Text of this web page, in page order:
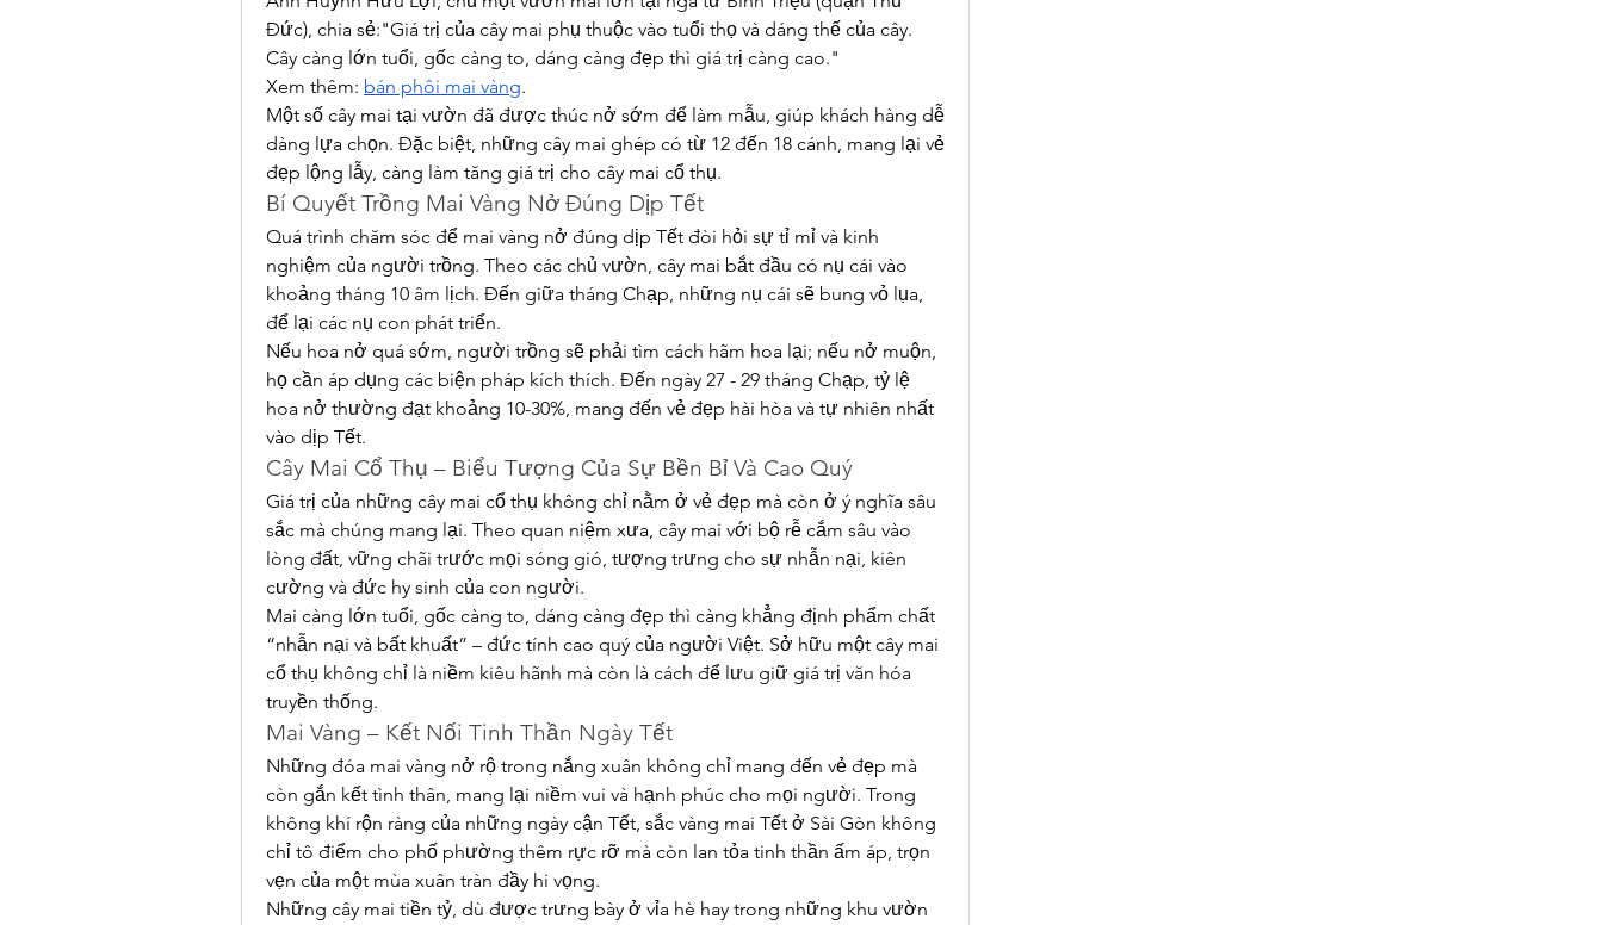
Đức), chia sẻ:"Giá trị của cây mai phụ thuộc vào tuổi thọ và dáng thế của cây.
Cây càng lớn tuổi, gốc càng to, dáng càng đẹp thì giá trị càng cao."
Xem thêm: bán phôi mai vàng.
Một số cây mai tại vườn đã được thúc nở sớm để làm mẫu, giúp khách hàng dễ
dàng lựa chọn. Đặc biệt, những cây mai ghép có từ 12 đến 18 cánh, mang lại vẻ
đẹp lộng lẫy, càng làm tăng giá trị cho cây mai cổ thụ.
Bí Quyết Trồng Mai Vàng Nở Đúng Dịp Tết
Quá trình chăm sóc để mai vàng nở đúng dịp Tết đòi hỏi sự tỉ mỉ và kinh
nghiệm của người trồng. Theo các chủ vườn, cây mai bắt đầu có nụ cái vào
khoảng tháng 10 âm lịch. Đến giữa tháng Chạp, những nụ cái sẽ bung vỏ lụa,
để lại các nụ con phát triển.
Nếu hoa nở quá sớm, người trồng sẽ phải tìm cách hãm hoa lại; nếu nở muộn,
họ cần áp dụng các biện pháp kích thích. Đến ngày 27 - 29 tháng Chạp, tỷ lệ
hoa nở thường đạt khoảng 10-30%, mang đến vẻ đẹp hài hòa và tự nhiên nhất
vào dịp Tết.
Cây Mai Cổ Thụ – Biểu Tượng Của Sự Bền Bỉ Và Cao Quý
Giá trị của những cây mai cổ thụ không chỉ nằm ở vẻ đẹp mà còn ở ý nghĩa sâu
sắc mà chúng mang lại. Theo quan niệm xưa, cây mai với bộ rễ cắm sâu vào
lòng đất, vững chãi trước mọi sóng gió, tượng trưng cho sự nhẫn nại, kiên
cường và đức hy sinh của con người.
Mai càng lớn tuổi, gốc càng to, dáng càng đẹp thì càng khẳng định phẩm chất
“nhẫn nại và bất khuất” – đức tính cao quý của người Việt. Sở hữu một cây mai
cổ thụ không chỉ là niềm kiêu hãnh mà còn là cách để lưu giữ giá trị văn hóa
truyền thống.
Mai Vàng – Kết Nối Tinh Thần Ngày Tết
Những đóa mai vàng nở rộ trong nắng xuân không chỉ mang đến vẻ đẹp mà
còn gắn kết tình thân, mang lại niềm vui và hạnh phúc cho mọi người. Trong
không khí rộn ràng của những ngày cận Tết, sắc vàng mai Tết ở Sài Gòn không
chỉ tô điểm cho phố phường thêm rực rỡ mà còn lan tỏa tinh thần ấm áp, trọn
vẹn của một mùa xuân tràn đầy hi vọng.
Những cây mai tiền tỷ, dù được trưng bày ở vỉa hè hay trong những khu vườn